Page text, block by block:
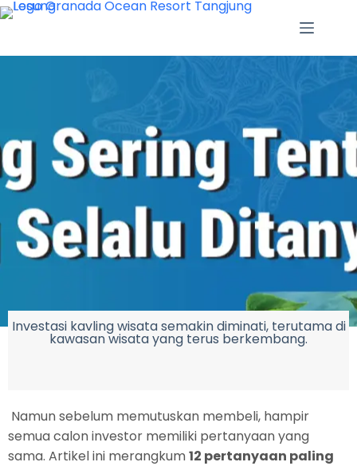
Investasi kavling wisata semakin diminati, terutama di
kawasan wisata yang terus berkembang.
Namun sebelum memutuskan membeli, hampir
semua calon investor memiliki pertanyaan yang
sama. Artikel ini merangkum12 pertanyaan paling